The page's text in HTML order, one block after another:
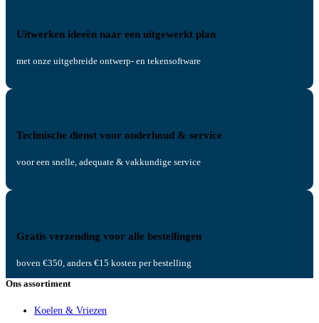
Uitwerken ideeën naar een uitgewerkt plan
met onze uitgebreide ontwerp- en tekensoftware
Technische dienst voor onderhoud & service
voor een snelle, adequate & vakkundige service
Gratis verzending voor alle bestellingen
boven €350, anders €15 kosten per bestelling
Ons assortiment
Koelen & Vriezen